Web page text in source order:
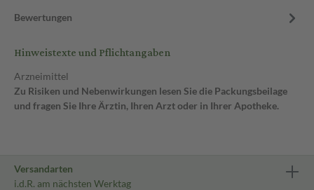
Bewertungen
Hinweistexte und Pflichtangaben
Arzneimittel
Zu Risiken und Nebenwirkungen lesen Sie die Packungsbeilage
und fragen Sie Ihre Ärztin, Ihren Arzt oder in Ihrer Apotheke.
Versandarten
i.d.R. am nächsten Werktag